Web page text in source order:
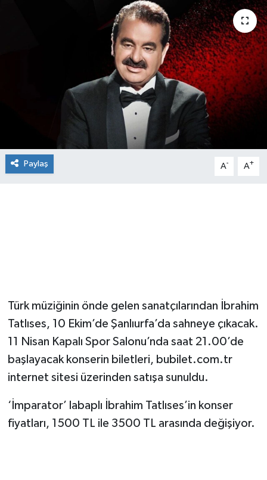
Paylaş A- A+
Türk müziğinin önde gelen sanatçılarından İbrahim
Tatlıses, 10 Ekim’de Şanlıurfa’da sahneye çıkacak.
11 Nisan Kapalı Spor Salonu’nda saat 21.00’de
başlayacak konserin biletleri, bubilet.com.tr
internet sitesi üzerinden satışa sunuldu.
‘İmparator’ labaplı İbrahim Tatlıses’in konser
fiyatları, 1500 TL ile 3500 TL arasında değişiyor.